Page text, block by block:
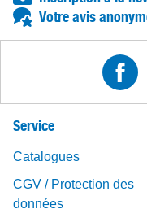
Votre avis
Service
Catalogues
CGV / Protection des
données